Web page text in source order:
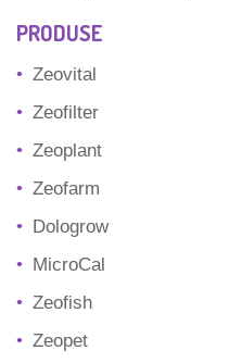
PRODUSE
Zeovital
Zeofilter
Zeoplant
Zeofarm
Dologrow
MicroCal
Zeofish
Zeopet